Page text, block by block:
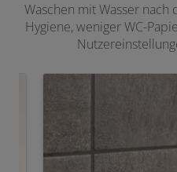
Waschen mit Wasser
Hygiene, weniger WC-